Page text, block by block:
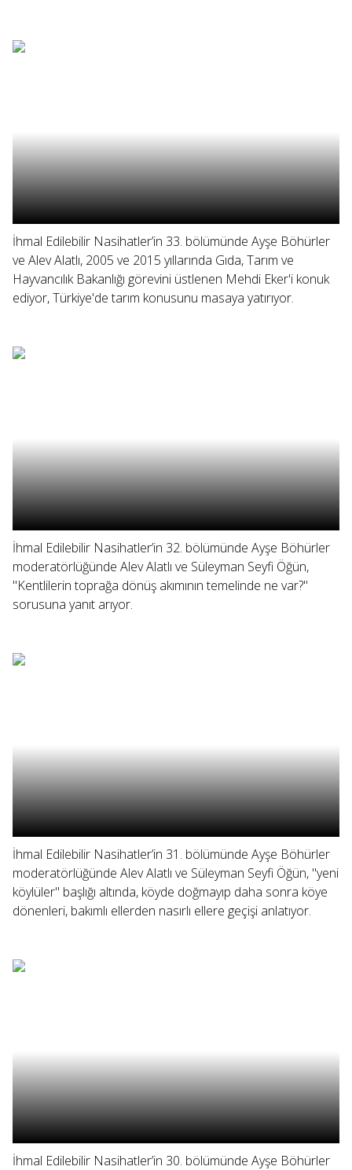
İhmal Edilebilir Nasihatler’in 33. bölümünde Ayşe Böhürler
ve Alev Alatlı, 2005 ve 2015 yıllarında Gıda, Tarım ve
Hayvancılık Bakanlığı görevini üstlenen Mehdi Eker'i konuk
ediyor, Türkiye'de tarım konusunu masaya yatırıyor.
İhmal Edilebilir Nasihatler’in 32. bölümünde Ayşe Böhürler
moderatörlüğünde Alev Alatlı ve Süleyman Seyfi Öğün,
"Kentlilerin toprağa dönüş akımının temelinde ne var?"
sorusuna yanıt arıyor.
İhmal Edilebilir Nasihatler’in 31. bölümünde Ayşe Böhürler
moderatörlüğünde Alev Alatlı ve Süleyman Seyfi Öğün, "yeni
köylüler" başlığı altında, köyde doğmayıp daha sonra köye
dönenleri, bakımlı ellerden nasırlı ellere geçişi anlatıyor.
İhmal Edilebilir Nasihatler’in 30. bölümünde Ayşe Böhürler